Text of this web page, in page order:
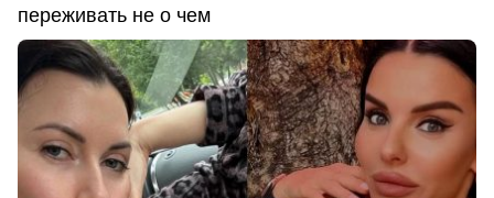
переживать не о чем